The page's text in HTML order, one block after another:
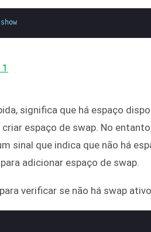
show
significa que há espaço
espaço de swap. No
sinal que indica que não há
adicionar espaço de swap.
verificar se não há swap